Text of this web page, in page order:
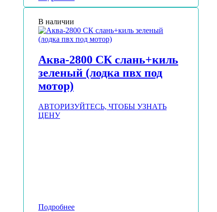
В наличии
Аква-2800 СК слань+киль
зеленый (лодка пвх под
мотор)
АВТОРИЗУЙТЕСЬ, ЧТОБЫ УЗНАТЬ
ЦЕНУ
Подробнее